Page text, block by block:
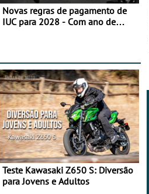
Novas regras de pagamento de
IUC para 2028 - Com ano de
Teste Kawasaki Z650 S: Diversão
para Jovens e Adultos